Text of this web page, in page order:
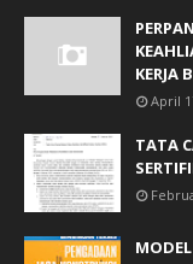
KERJA
April
TATA